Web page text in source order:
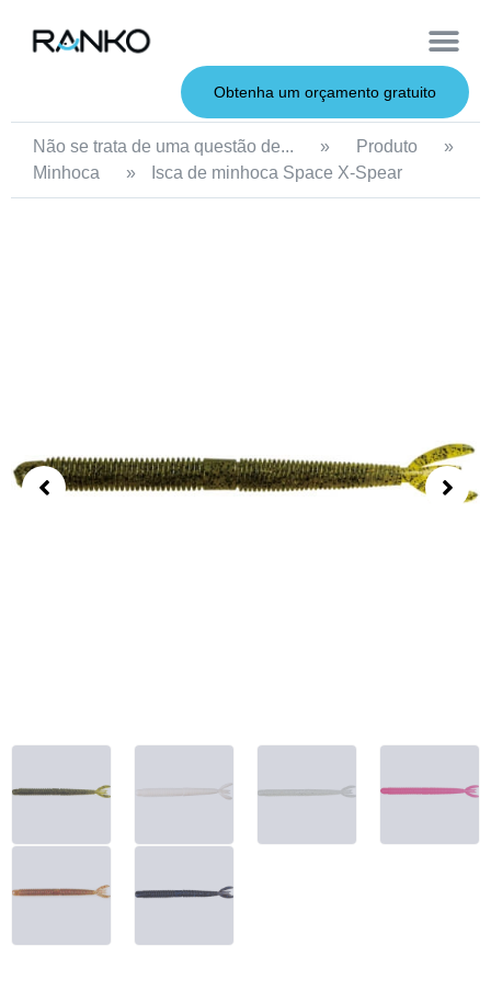
Obtenha um orçamento gratuito
Não se trata de uma questão de... » Produto
»
Minhoca
» Isca de minhoca Space X-Spear